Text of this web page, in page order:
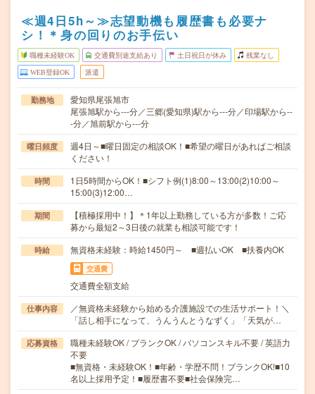
≪週4日5h～≫志望動機も履歴書も必要ナ
シ！＊身の回りのお手伝い
職種未経験OK 交通費別途支給あり 土日祝日が休み 残業なし
WEB登録OK 派遣
勤務地
愛知県尾張旭市
尾張旭駅から---分／三郷(愛知県)駅から---分／印場駅から--
-分／旭前駅から---分
曜日頻度
週4日～■曜日固定の相談OK！■希望の曜日があればご相談
ください！
時間
1日5時間からOK！■シフト例(1)8:00～13:00(2)10:00～
15:00(3)12:00…
期間
【積極採用中！】＊1年以上勤務している方が多数！ご応
募から最短2～3日後の就業も相談可能です！
時給 無資格未経験：時給1450円～ ■週払いOK ■扶養内OK
交通費
交通費全額支給
仕事内容
／無資格未経験から始める介護施設での生活サポート！＼
「話し相手になって、うんうんとうなずく」「天気が…
応募資格
職種未経験OK / ブランクOK / パソコンスキル不要 / 英語力
不要
■無資格・未経験OK！■年齢・学歴不問！ブランクOK!■10
名以上採用予定！■履歴書不要■社会保険完…